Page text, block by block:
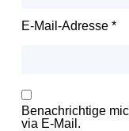
E-Mail-Adresse *
Benachrichtige
via E-Mail.